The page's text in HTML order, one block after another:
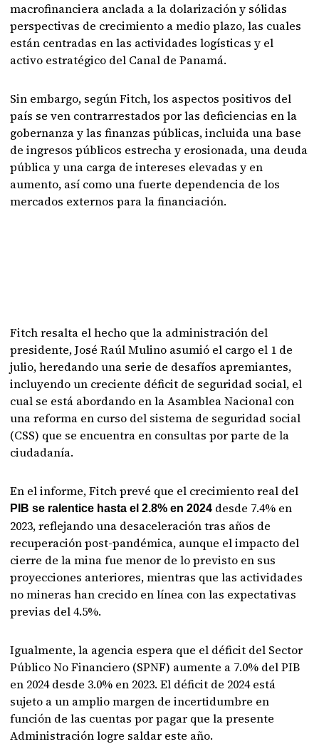
macrofinanciera anclada a la dolarización y sólidas
perspectivas de crecimiento a medio plazo, las cuales
están centradas en las actividades logísticas y el
activo estratégico del Canal de Panamá.
Sin embargo, según Fitch, los aspectos positivos del
país se ven contrarrestados por las deficiencias en la
gobernanza y las finanzas públicas, incluida una base
de ingresos públicos estrecha y erosionada, una deuda
pública y una carga de intereses elevadas y en
aumento, así como una fuerte dependencia de los
mercados externos para la financiación.
Fitch resalta el hecho que la administración del
presidente, José Raúl Mulino asumió el cargo el 1 de
julio, heredando una serie de desafíos apremiantes,
incluyendo un creciente déficit de seguridad social, el
cual se está abordando en la Asamblea Nacional con
una reforma en curso del sistema de seguridad social
(CSS) que se encuentra en consultas por parte de la
ciudadanía.
En el informe, Fitch prevé que el crecimiento real del
PIB se ralentice hasta el 2.8% en 2024 desde 7.4% en
2023, reflejando una desaceleración tras años de
recuperación post-pandémica, aunque el impacto del
cierre de la mina fue menor de lo previsto en sus
proyecciones anteriores, mientras que las actividades
no mineras han crecido en línea con las expectativas
previas del 4.5%.
Igualmente, la agencia espera que el déficit del Sector
Público No Financiero (SPNF) aumente a 7.0% del PIB
en 2024 desde 3.0% en 2023. El déficit de 2024 está
sujeto a un amplio margen de incertidumbre en
función de las cuentas por pagar que la presente
Administración logre saldar este año.